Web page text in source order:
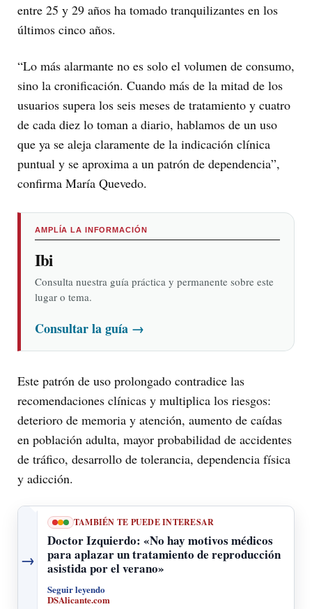
entre 25 y 29 años ha tomado tranquilizantes en los
últimos cinco años.
“Lo más alarmante no es solo el volumen de consumo,
sino la cronificación. Cuando más de la mitad de los
usuarios supera los seis meses de tratamiento y cuatro
de cada diez lo toman a diario, hablamos de un uso
que ya se aleja claramente de la indicación clínica
puntual y se aproxima a un patrón de dependencia”,
confirma María Quevedo.
AMPLÍA LA INFORMACIÓN
Ibi
Consulta nuestra guía práctica y permanente sobre este
lugar o tema.
Consultar la guía →
Este patrón de uso prolongado contradice las
recomendaciones clínicas y multiplica los riesgos:
deterioro de memoria y atención, aumento de caídas
en población adulta, mayor probabilidad de accidentes
de tráfico, desarrollo de tolerancia, dependencia física
y adicción.
→
TAMBIÉN TE PUEDE INTERESAR
Doctor Izquierdo: «No hay motivos médicos
para aplazar un tratamiento de reproducción
asistida por el verano»
Seguir leyendo
DSAlicante.com